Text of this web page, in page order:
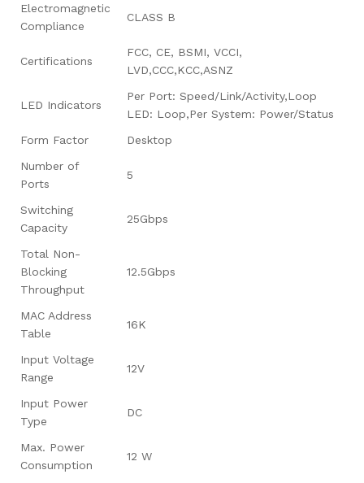
Electromagnetic
Compliance
CLASS B
Certifications
FCC, CE, BSMI, VCCI,
LVD,CCC,KCC,ASNZ
LED Indicators
Per Port: Speed/Link/Activity,Loop
LED: Loop,Per System: Power/Status
Form Factor
Desktop
Number of
Ports
5
Switching
Capacity
25Gbps
Total Non-
Blocking
Throughput
12.5Gbps
MAC Address
Table
16K
Input Voltage
Range
12V
Input Power
Type
DC
Max. Power
Consumption
12 W